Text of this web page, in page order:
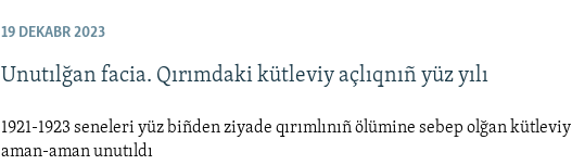
19 DEKABR 2023
Unutılğan facia. Qırımdaki kütleviy açlıqnıñ yüz yılı
1921-1923 seneleri yüz biñden ziyade qırımlınıñ ölümine sebep olğan kütleviy
aman-aman unutıldı